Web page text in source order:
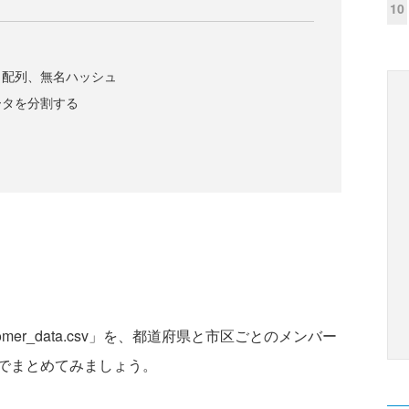
列、無名ハッシュ
を分割する
」を、都道府県と市区ごとのメンバー
とめてみましょう。
10